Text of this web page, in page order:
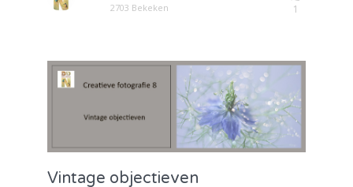
2703 Bekeken 1
Vintage objectieven